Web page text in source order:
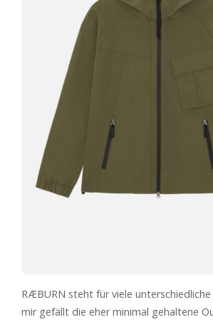
RÆBURN steht für viele unterschiedliche
mir gefällt die eher minimal gehaltene